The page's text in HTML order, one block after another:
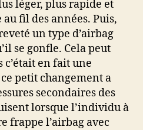
léger, plus rapide et
fil des années. Puis,
un type d’airbag
se gonfle. Cela peut
en fait une
petit changement a
secondaires des
lorsque l’individu à
frappe l’airbag avec